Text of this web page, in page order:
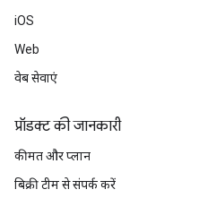
iOS
Web
वेब सेवाएं
प्रॉडक्ट की जानकारी
कीमत और प्लान
बिक्री टीम से संपर्क करें